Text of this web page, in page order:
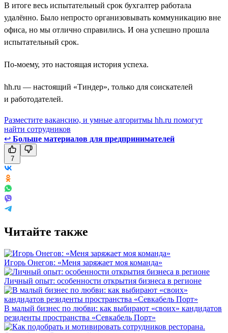
В итоге весь испытательный срок бухгалтер работала
удалённо. Было непросто организовывать коммуникацию вне
офиса, но мы отлично справились. И она успешно прошла
испытательный срок.
По-моему, это настоящая история успеха.
hh.ru — настоящий «Тиндер», только для соискателей
и работодателей.
Разместите вакансию, и умные алгоритмы hh.ru помогут
найти сотрудников
↩ Больше материалов для предпринимателей
7
Читайте также
Игорь Онегов: «Меня заряжает моя команда»
Личный опыт: особенности открытия бизнеса в регионе
В малый бизнес по любви: как выбирают «своих» кандидатов
резиденты пространства «Севкабель Порт»